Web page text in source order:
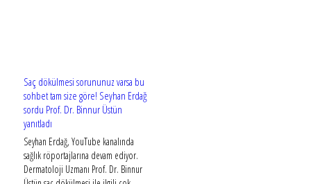
Saç dökülmesi sorununuz varsa bu
sohbet tam size göre! Seyhan Erdağ
sordu Prof. Dr. Binnur Üstün
yanıtladı
Seyhan Erdağ, YouTube kanalında
sağlık röportajlarına devam ediyor.
Dermatoloji Uzmanı Prof. Dr. Binnur